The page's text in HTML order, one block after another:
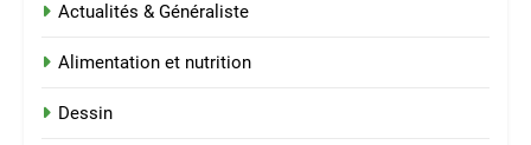
Actualités & Généraliste
Alimentation et nutrition
Dessin